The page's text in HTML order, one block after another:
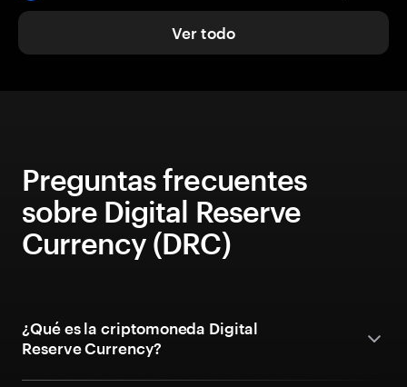
Ver todo
Preguntas frecuentes
sobre Digital Reserve
Currency (DRC)
¿Qué es la criptomoneda Digital
Reserve Currency?